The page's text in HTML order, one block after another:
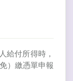
給付所得時，
）繳憑單申報